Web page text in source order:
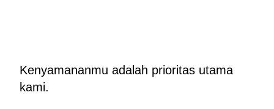
Kenyamananmu adalah prioritas utama
kami.